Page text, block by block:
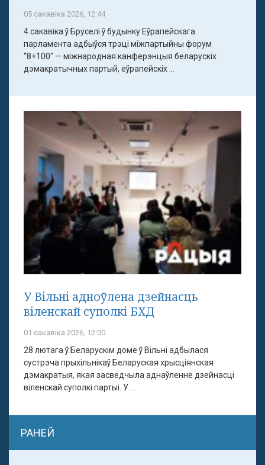
05 сакавіка 2026, 12:44
4 сакавіка ў Бруселі ў будынку Еўрапейскага
парламента адбыўся трэці міжпартыйны форум
“8+100" — міжнародная канферэнцыя беларускіх
дэмакратычных партый, еўрапейскіх ...
У Вільні адноўлена дзейнасць
віленскай суполкі БХД
01 сакавіка 2026, 12:00
28 лютага ў Беларускім доме ў Вільні адбылася
сустрэча прыхільнікаў Беларуская хрысціянская
дэмакратыя, якая засведчыла аднаўленне дзейнасці
віленскай суполкі партыі. У ...
РАНЕЙ